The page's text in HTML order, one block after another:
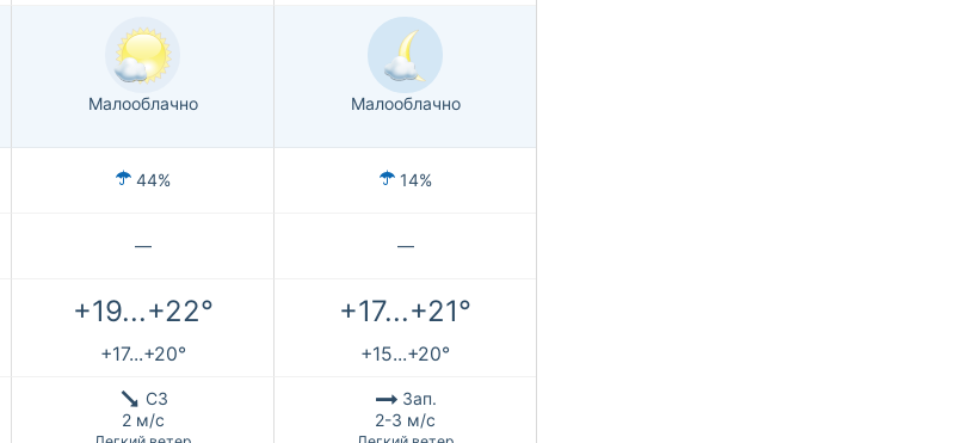
Малооблачно Малооблачно
44% 14%
— —
+19...+22° +17...+21°
+17...+20° +15...+20°
СЗ
2 м/с
Зап.
2-3 м/с